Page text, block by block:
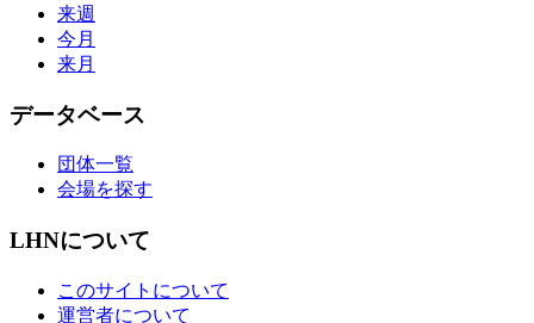
来週
今月
来月
データベース
団体一覧
会場を探す
LHNについて
このサイトについて
運営者について